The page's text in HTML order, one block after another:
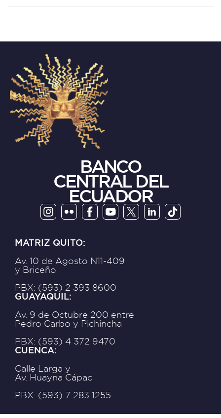
BANCO
CENTRAL DEL
ECUADOR
MATRIZ QUITO:
Av. 10 de Agosto N11-409
y Briceño
PBX: (593) 2 393 8600
GUAYAQUIL:
Av. 9 de Octubre 200 entre
Pedro Carbo y Pichincha
PBX: (593) 4 372 9470
CUENCA:
Calle Larga y
Av. Huayna Cápac
PBX: (593) 7 283 1255